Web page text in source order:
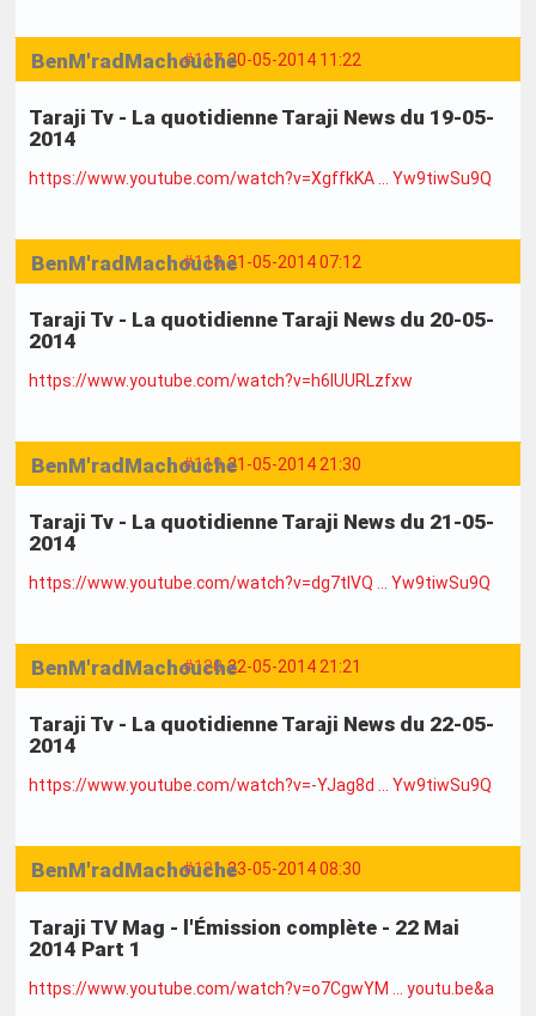
#117 20-05-2014 11:22
BenM'radMachouche
Taraji Tv - La quotidienne Taraji News du 19-05-
2014
https://www.youtube.com/watch?v=XgffkKA … Yw9tiwSu9Q
#118 21-05-2014 07:12
BenM'radMachouche
Taraji Tv - La quotidienne Taraji News du 20-05-
2014
https://www.youtube.com/watch?v=h6IUURLzfxw
#119 21-05-2014 21:30
BenM'radMachouche
Taraji Tv - La quotidienne Taraji News du 21-05-
2014
https://www.youtube.com/watch?v=dg7tlVQ … Yw9tiwSu9Q
#120 22-05-2014 21:21
BenM'radMachouche
Taraji Tv - La quotidienne Taraji News du 22-05-
2014
https://www.youtube.com/watch?v=-YJag8d … Yw9tiwSu9Q
#121 23-05-2014 08:30
BenM'radMachouche
Taraji TV Mag - l'Émission complète - 22 Mai
2014 Part 1
https://www.youtube.com/watch?v=o7CgwYM … youtu.be&a